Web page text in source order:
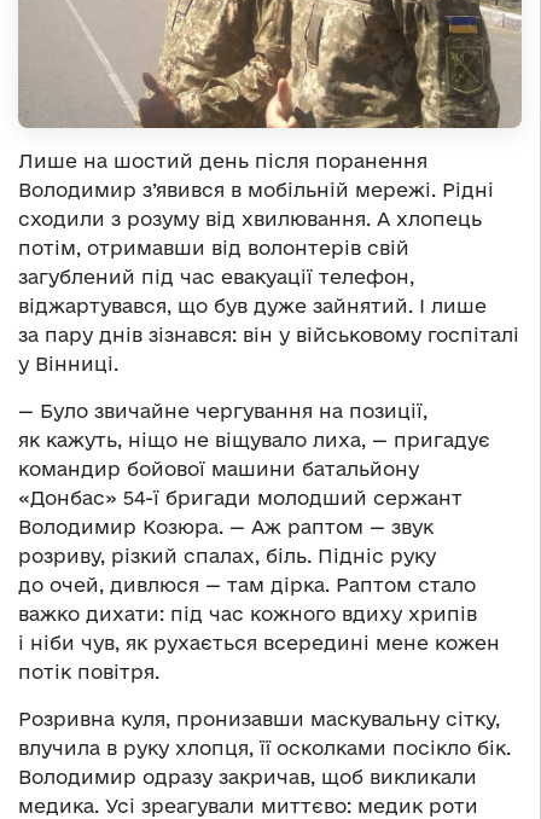
Лише на шостий день після поранення
Володимир з’явився в мобільній мережі. Рідні
сходили з розуму від хвилювання. А хлопець
потім, отримавши від волонтерів свій
загублений під час евакуації телефон,
віджартувався, що був дуже зайнятий. І лише
за пару днів зізнався: він у військовому госпіталі
у Вінниці.
— Було звичайне чергування на позиції,
як кажуть, ніщо не віщувало лиха, — пригадує
командир бойової машини батальйону
«Донбас» 54-ї бригади молодший сержант
Володимир Козюра. — Аж раптом — звук
розриву, різкий спалах, біль. Підніс руку
до очей, дивлюся — там дірка. Раптом стало
важко дихати: під час кожного вдиху хрипів
і ніби чув, як рухається всередині мене кожен
потік повітря.
Розривна куля, пронизавши маскувальну сітку,
влучила в руку хлопця, її осколками посікло бік.
Володимир одразу закричав, щоб викликали
медика. Усі зреагували миттєво: медик роти